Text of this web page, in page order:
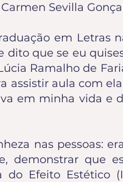
Sevilla
em Letras
dito que se eu
Ramalho de
assistir aula com
em minha vida e
nas pessoas:
demonstrar que
Efeito Estético